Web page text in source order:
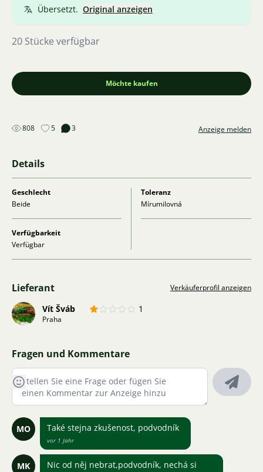
Übersetzt. Original anzeigen
20 Stücke verfügbar
Möchte kaufen
808 5 3 Anzeige melden
Details
Geschlecht
Beide
Toleranz
Mírumilovná
Verfügbarkeit
Verfügbar
Lieferant Verkäuferprofil anzeigen
Vít Šváb 1
Praha
Fragen und Kommentare
MO Také stejna zkušenost, podvodník
vor 1 Jahr
MK
Nic od něj nebrat,podvodník, nechá si